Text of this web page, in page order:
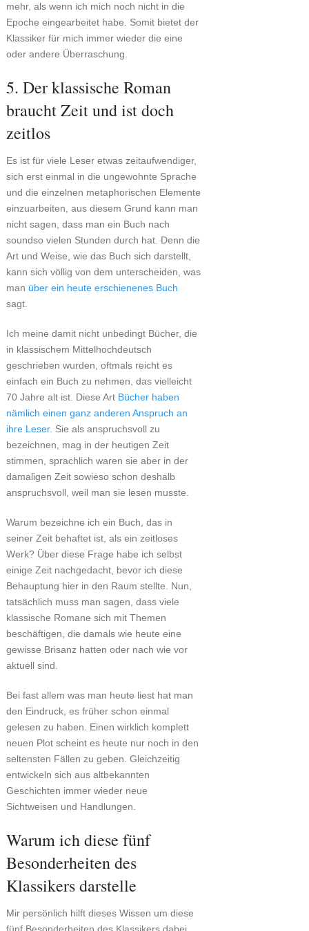
mehr, als wenn ich mich noch nicht in die
Epoche eingearbeitet habe. Somit bietet der
Klassiker für mich immer wieder die eine
oder andere Überraschung.
5. Der klassische Roman
braucht Zeit und ist doch
zeitlos
Es ist für viele Leser etwas zeitaufwendiger,
sich erst einmal in die ungewohnte Sprache
und die einzelnen metaphorischen Elemente
einzuarbeiten, aus diesem Grund kann man
nicht sagen, dass man ein Buch nach
soundso vielen Stunden durch hat. Denn die
Art und Weise, wie das Buch sich darstellt,
kann sich völlig von dem unterscheiden, was
man über ein heute erschienenes Buch
sagt.
Ich meine damit nicht unbedingt Bücher, die
in klassischem Mittelhochdeutsch
geschrieben wurden, oftmals reicht es
einfach ein Buch zu nehmen, das vielleicht
70 Jahre alt ist. Diese Art Bücher haben
nämlich einen ganz anderen Anspruch an
ihre Leser. Sie als anspruchsvoll zu
bezeichnen, mag in der heutigen Zeit
stimmen, sprachlich waren sie aber in der
damaligen Zeit sowieso schon deshalb
anspruchsvoll, weil man sie lesen musste.
Warum bezeichne ich ein Buch, das in
seiner Zeit behaftet ist, als ein zeitloses
Werk? Über diese Frage habe ich selbst
einige Zeit nachgedacht, bevor ich diese
Behauptung hier in den Raum stellte. Nun,
tatsächlich muss man sagen, dass viele
klassische Romane sich mit Themen
beschäftigen, die damals wie heute eine
gewisse Brisanz hatten oder nach wie vor
aktuell sind.
Bei fast allem was man heute liest hat man
den Eindruck, es früher schon einmal
gelesen zu haben. Einen wirklich komplett
neuen Plot scheint es heute nur noch in den
seltensten Fällen zu geben. Gleichzeitig
entwickeln sich aus altbekannten
Geschichten immer wieder neue
Sichtweisen und Handlungen.
Warum ich diese fünf
Besonderheiten des
Klassikers darstelle
Mir persönlich hilft dieses Wissen um diese